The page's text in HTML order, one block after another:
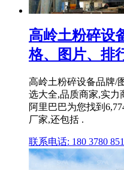
高岭土粉碎设
格、图片、排
高岭土粉碎设备品牌/
选大全,品质商家,实力
阿里巴巴为您找到
厂家,还包括 .
联系电话: 180 3780